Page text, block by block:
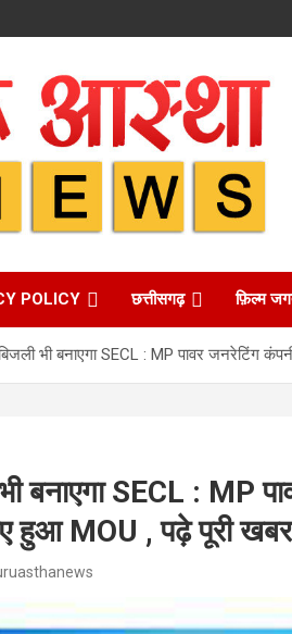
POLICY छत्तीसगढ़ फ़िल्म
भी बनाएगा SECL : MP पावर जनरेटिंग
बनाएगा SECL : MP
हुआ MOU , पढ़े पूरी